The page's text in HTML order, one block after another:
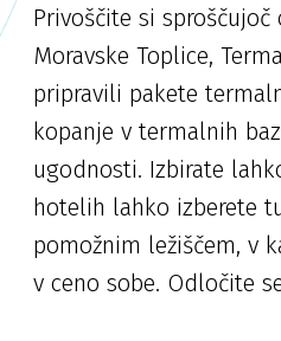
Privoščite si
Moravske Toplice,
pripravili pakete
kopanje v termalnih
ugodnosti. Izbirate
hotelih lahko izberete
pomožnim ležiščem, v
v ceno sobe. Odločite